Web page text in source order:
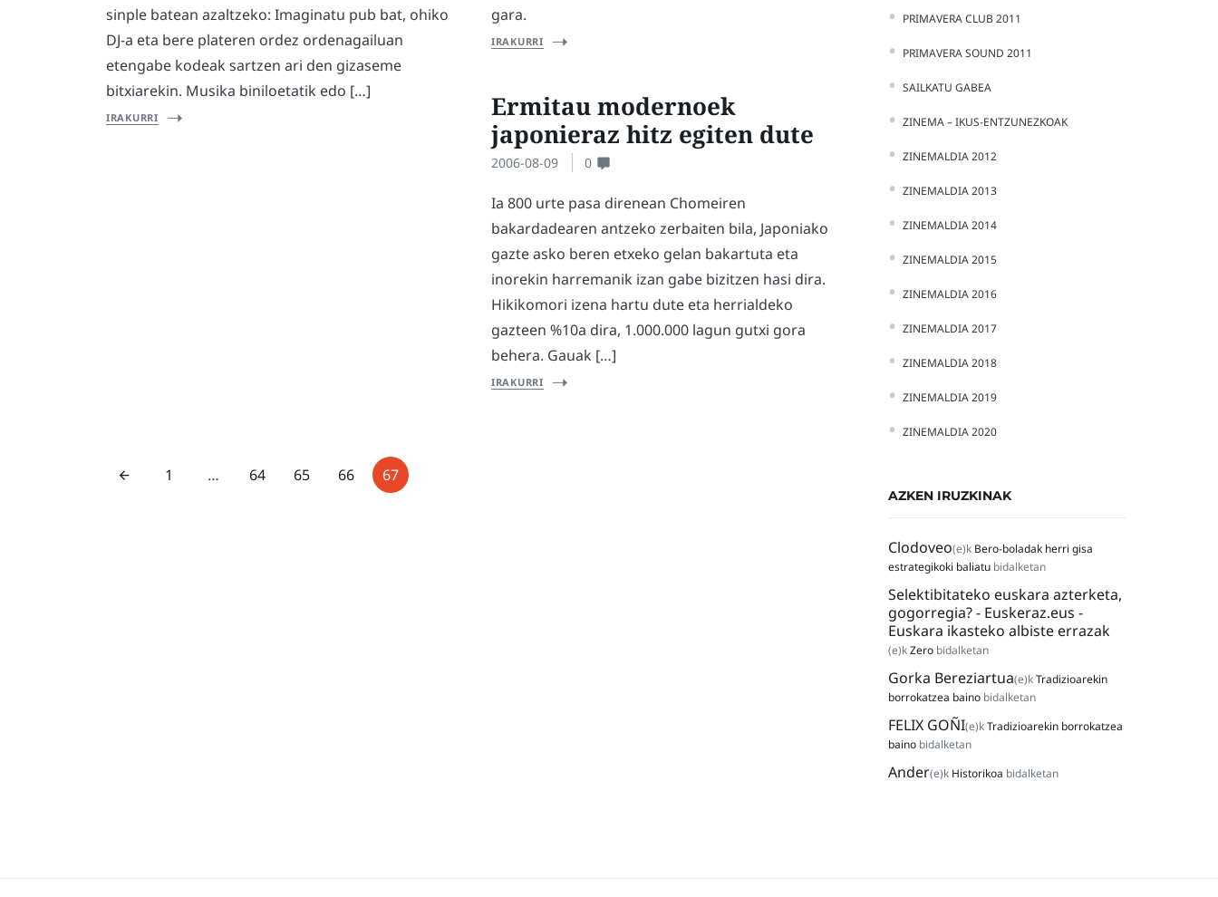
gara.
IRAKURRI
sinple batean azaltzeko: Imaginatu pub bat, ohiko
DJ-a eta bere plateren ordez ordenagailuan
etengabe kodeak sartzen ari den gizaseme
bitxiarekin. Musika biniloetatik edo […]
IRAKURRI
Ermitau modernoek
japonieraz hitz egiten dute
2006-08-09 0
Ia 800 urte pasa direnean Chomeiren
bakardadearen antzeko zerbaiten bila, Japoniako
gazte asko beren etxeko gelan bakartuta eta
inorekin harremanik izan gabe bizitzen hasi dira.
Hikikomori izena hartu dute eta herrialdeko
gazteen %10a dira, 1.000.000 lagun gutxi gora
behera. Gauak […]
IRAKURRI
1 … 64 65 66 67
PRIMAVERA CLUB 2011
PRIMAVERA SOUND 2011
SAILKATU GABEA
ZINEMA – IKUS-ENTZUNEZKOAK
ZINEMALDIA 2012
ZINEMALDIA 2013
ZINEMALDIA 2014
ZINEMALDIA 2015
ZINEMALDIA 2016
ZINEMALDIA 2017
ZINEMALDIA 2018
ZINEMALDIA 2019
ZINEMALDIA 2020
AZKEN IRUZKINAK
Clodoveo(e)k Bero-boladak herri gisa
estrategikoki baliatubidalketan
Selektibitateko euskara azterketa,
gogorregia? - Euskeraz.eus -
Euskara ikasteko albiste errazak
(e)kZerobidalketan
Gorka Bereziartua(e)kTradizioarekin
borrokatzea bainobidalketan
FELIX GOÑI(e)kTradizioarekin borrokatzea
bainobidalketan
Ander(e)k Historikoa bidalketan